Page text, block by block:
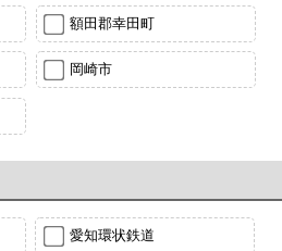
額田郡幸田町
岡崎市
愛知環状鉄道